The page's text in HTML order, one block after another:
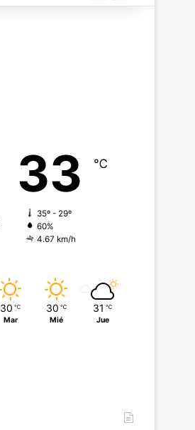
33 ℃
35º - 29º
60%
4.67 km/h
30 ℃
Mar
30 ℃
Mié
31 ℃
Jue